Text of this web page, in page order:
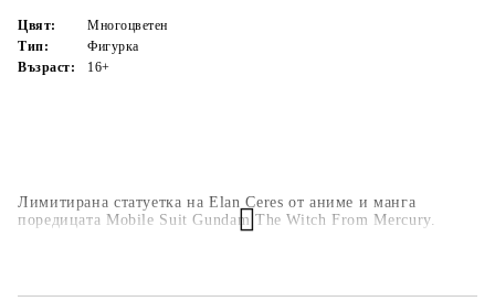
Лимитирана статуетка на Elan Ceres от аниме и манга
поредицата Mobile Suit Gundam The Witch From Mercury.
Цвят:
Многоцветен
Тип:
Фигурка
Възраст:
16+